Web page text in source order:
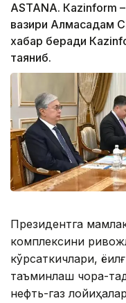
ASTANА. Кazinform
вазири Алмасадам
хабар беради
таяниб.
Президентга
комплексини
кўрсаткичлари,
таъминлаш чора-
нефть-газ